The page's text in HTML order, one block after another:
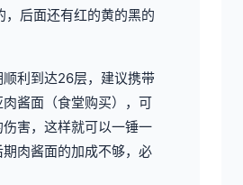
，后面还有红的黄的黑的
顺利到达26层，建议携带
酱面（食堂购买），可
害，这样就可以一锤一
肉酱面的加成不够，必